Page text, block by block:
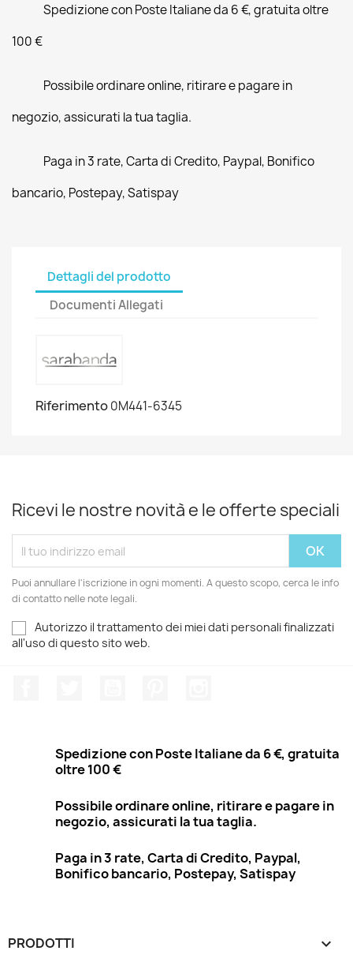
Spedizione con Poste Italiane da 6 €, gratuita oltre
100 €
Possibile ordinare online, ritirare e pagare in
negozio, assicurati la tua taglia.
Paga in 3 rate, Carta di Credito, Paypal, Bonifico
bancario, Postepay, Satispay
Dettagli del prodotto
Documenti Allegati
Riferimento0M441-6345
Ricevi le nostre novità e le offerte speciali
Puoi annullare l'iscrizione in ogni momenti. A questo scopo, cerca le info
di contatto nelle note legali.
Autorizzo il trattamento dei miei dati personali finalizzati
all'uso di questo sito web.
Spedizione con Poste Italiane da 6 €, gratuita
oltre 100 €
Possibile ordinare online, ritirare e pagare in
negozio, assicurati la tua taglia.
Paga in 3 rate, Carta di Credito, Paypal,
Bonifico bancario, Postepay, Satispay
PRODOTTI 